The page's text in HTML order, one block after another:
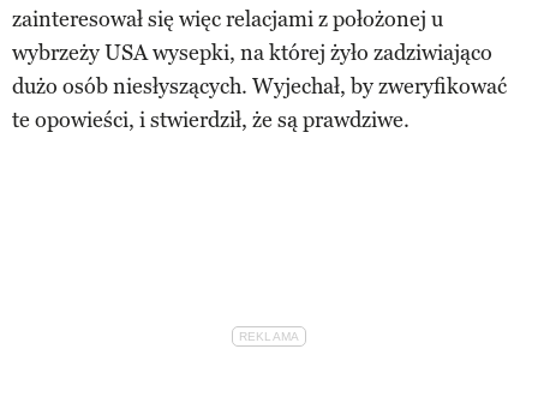
zainteresował się więc relacjami z położonej u
wybrzeży USA wysepki, na której żyło zadziwiająco
dużo osób niesłyszących. Wyjechał, by zweryfikować
te opowieści, i stwierdził, że są prawdziwe.